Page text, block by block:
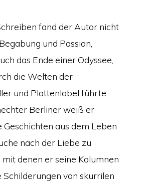
fand der Autor nicht
und Passion,
das Ende einer Odyssee,
die Welten der
und Plattenlabel führte.
Berliner weiß er
Geschichten aus dem Leben
nach der Liebe zu
denen er seine Kolumnen
Schilderungen von skurrilen